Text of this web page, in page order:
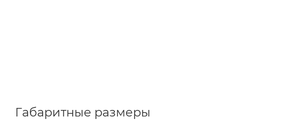
Габаритные размеры